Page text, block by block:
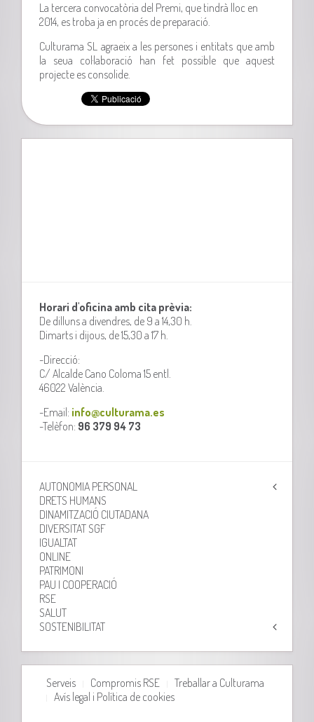
La tercera convocatòria del Premi, que tindrà lloc en
2014, es troba ja en procés de preparació.
Culturama SL agraeix a les persones i entitats que amb
la seua col·laboració han fet possible que aquest
projecte es consolide.
Horari d'oficina amb cita prèvia:
De dilluns a divendres, de 9 a 14,30 h.
Dimarts i dijous, de 15,30 a 17 h.
-Direcció:
C/ Alcalde Cano Coloma 15 entl.
46022 València.
-Email: info@culturama.es
-Telèfon: 96 379 94 73
AUTONOMIA PERSONAL
DRETS HUMANS
DINAMITZACIÓ CIUTADANA
DIVERSITAT SGF
IGUALTAT
ONLINE
PATRIMONI
PAU I COOPERACIÓ
RSE
SALUT
SOSTENIBILITAT
Serveis Compromis RSE
Treballar a Culturama
Avís legal i Política de cookies